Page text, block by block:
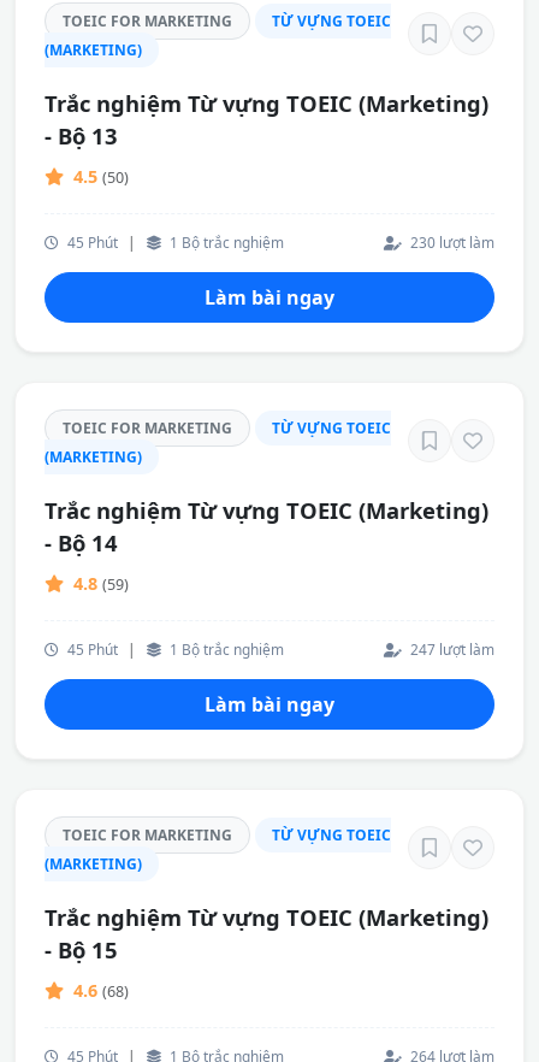
TOEIC FOR MARKETING
TỪ VỰNG TOEIC
(MARKETING)
Trắc nghiệm Từ vựng TOEIC (Marketing)
- Bộ 13
4.5 (50)
45 Phút | 1 Bộ trắc nghiệm 230 lượt làm
Làm bài ngay
TOEIC FOR MARKETING
TỪ VỰNG TOEIC
(MARKETING)
Trắc nghiệm Từ vựng TOEIC (Marketing)
- Bộ 14
4.8 (59)
45 Phút | 1 Bộ trắc nghiệm 247 lượt làm
Làm bài ngay
TOEIC FOR MARKETING
TỪ VỰNG TOEIC
(MARKETING)
Trắc nghiệm Từ vựng TOEIC (Marketing)
- Bộ 15
4.6 (68)
45 Phút | 1 Bộ trắc nghiệm 264 lượt làm